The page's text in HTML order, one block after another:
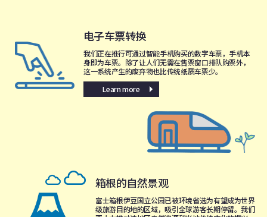
电子车票转换
我们正在推行可通过智能手机购买的数字车票，手机本
身即为车票。除了让人们无需在售票窗口排队购票外，
这一系统产生的废弃物也比传统纸质车票少。
Learn more
箱根的自然景观
富士箱根伊豆国立公园已被环境省选为有望成为世界
级旅游目的地的区域，吸引全球游客长期停留。我们